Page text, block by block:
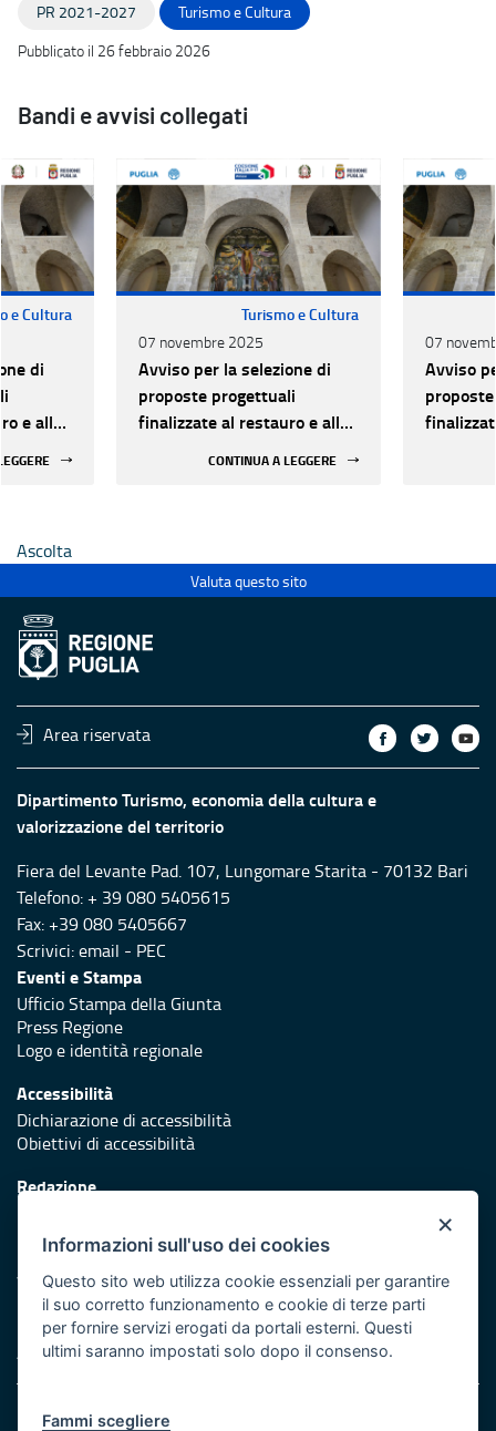
PR 2021-2027
Turismo e Cultura
Pubblicato il 26 febbraio 2026
Bandi e avvisi collegati
e Cultura
di
e alla
Turismo e Cultura
07 novembre 2025
Avviso per la selezione di
proposte progettuali
finalizzate al restauro e alla
CONTINUA A LEGGERE
07
Avviso
Ascolta
Valuta questo sito
Area riservata
Dipartimento Turismo, economia della cultura e
valorizzazione del territorio
Fiera del Levante Pad. 107, Lungomare Starita - 70132 Bari
Telefono: + 39 080 5405615
Fax: +39 080 5405667
Scrivici:email - PEC
Eventi e Stampa
Ufficio Stampa della Giunta
Press Regione
Logo e identità regionale
Accessibilità
Dichiarazione di accessibilità
Obiettivi di accessibilità
Redazione
Protezione civile
Vai al sito di Protezione Civile Puglia
Iniziativa finanziata con risorse del POR Puglia 2014/2020 -
Asse XI
Note legali
×
Informazioni sull'uso dei cookies
Questo sito web utilizza cookie essenziali per garantire
il suo corretto funzionamento e cookie di terze parti
per fornire servizi erogati da portali esterni. Questi
ultimi saranno impostati solo dopo il consenso.
Fammi scegliere